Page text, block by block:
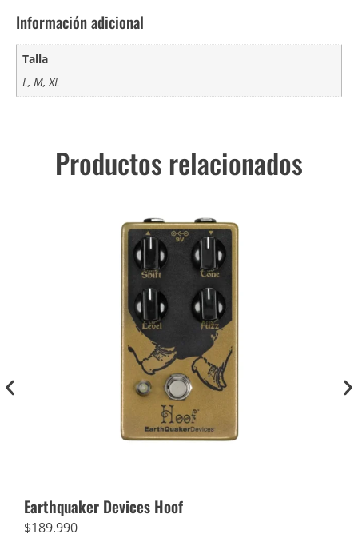
Información adicional
Talla
L, M, XL
Productos relacionados
Earthquaker Devices Hoof
$189.990